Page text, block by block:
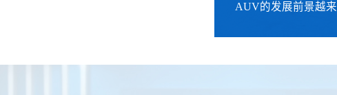
AUV的发展前景越
符合人体工程学的
任务。‌‌
感器。
工具中，采用碳纤
机是指能够实现高